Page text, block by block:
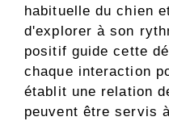
habituelle du chien
d'explorer à son
positif guide cette
chaque interaction
établit une relation
peuvent être servis